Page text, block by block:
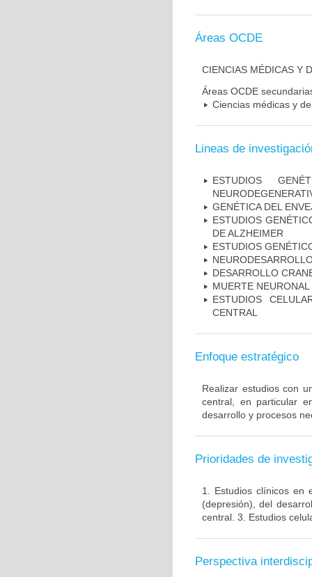
Áreas OCDE
CIENCIAS MÉDICAS Y
Áreas OCDE
Ciencias médicas y
Lineas de
ESTUDIOS
GENÉTICA DEL
ESTUDIOS
DE ALZHEIMER
ESTUDIOS
DESARROLLO
MUERTE
ESTUDIOS
CENTRAL
Enfoque estratégico
Realizar estudios con
central, en particular
desarrollo y procesos
Prioridades de
1. Estudios clínicos en
(depresión), del
central. 3. Estudios
Perspectiva